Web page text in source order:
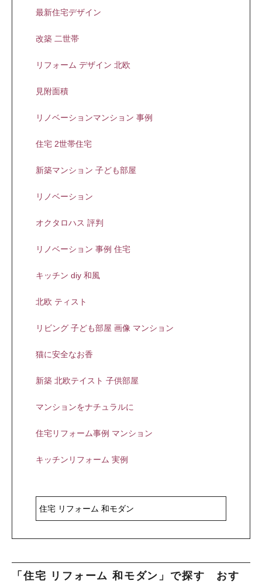
最新住宅デザイン
改築 二世帯
リフォーム デザイン 北欧
見附面積
リノベーションマンション 事例
住宅 2世帯住宅
新築マンション 子ども部屋
リノベーション
オクタロハス 評判
リノベーション 事例 住宅
キッチン diy 和風
北欧 ティスト
リビング 子ども部屋 画像 マンション
猫に安全なお香
新築 北欧テイスト 子供部屋
マンションをナチュラルに
住宅リフォーム事例 マンション
キッチンリフォーム 実例
「住宅 リフォーム 和モダン」で探す おす